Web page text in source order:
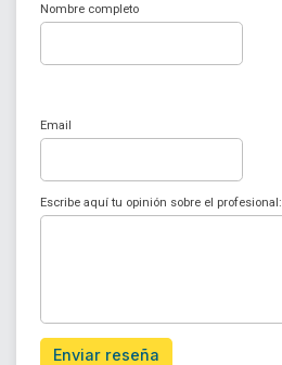
Nombre completo
Email
Escribe aquí tu opinión sobre el profesional:
Enviar reseña